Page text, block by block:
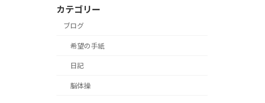
カテゴリー
ブログ
希望の手紙
日記
脳体操